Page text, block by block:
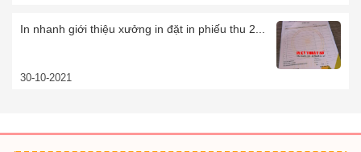
In nhanh giới thiệu xưởng in đặt in phiếu thu 2...
30-10-2021